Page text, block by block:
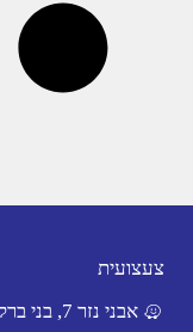
צעצועית
אבני נזר 7, בני ברק